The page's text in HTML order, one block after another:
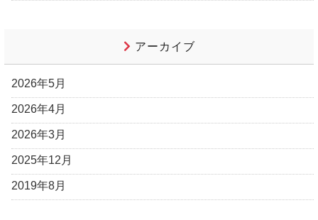
アーカイブ
2026年5月
2026年4月
2026年3月
2025年12月
2019年8月